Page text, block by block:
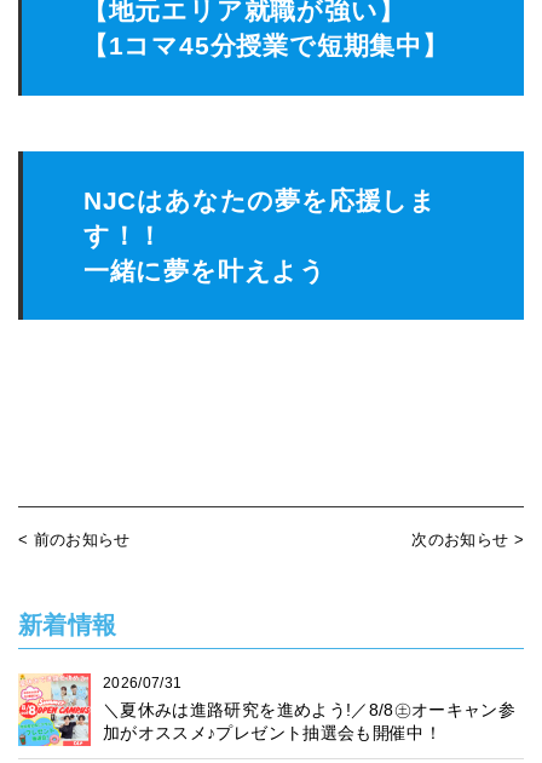
【地元エリア就職が強い】
【1コマ45分授業で短期集中】
NJCはあなたの夢を応援しま
す！！
一緒に夢を叶えよう
< 前のお知らせ 次のお知らせ >
新着情報
2026/07/31
＼夏休みは進路研究を進めよう!／8/8㊏オーキャン参
加がオススメ♪プレゼント抽選会も開催中！